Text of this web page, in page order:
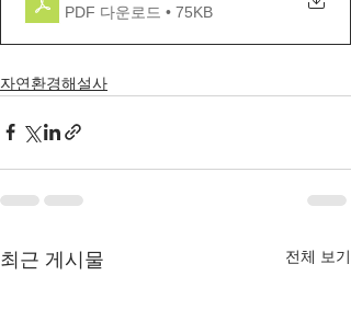
PDF 다운로드 • 75KB
자연환경해설사
최근 게시물 전체 보기